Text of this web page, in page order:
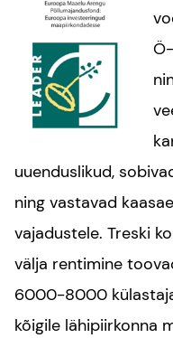
uuenduslikud,
ning vastavad
vajadustele. Treski
välja rentimine
6000-8000
kõigile lähipiirkonna